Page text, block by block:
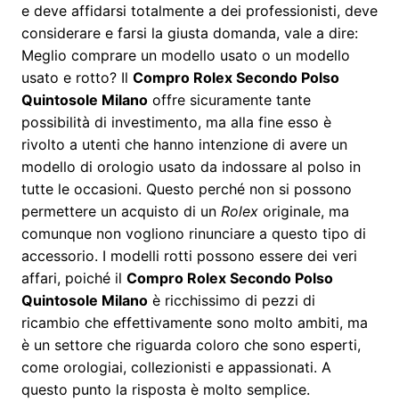
e deve affidarsi totalmente a dei professionisti, deve
considerare e farsi la giusta domanda, vale a dire:
Meglio comprare un modello usato o un modello
usato e rotto? Il Compro Rolex Secondo Polso
Quintosole Milano offre sicuramente tante
possibilità di investimento, ma alla fine esso è
rivolto a utenti che hanno intenzione di avere un
modello di orologio usato da indossare al polso in
tutte le occasioni. Questo perché non si possono
permettere un acquisto di un Rolex originale, ma
comunque non vogliono rinunciare a questo tipo di
accessorio. I modelli rotti possono essere dei veri
affari, poiché il Compro Rolex Secondo Polso
Quintosole Milano è ricchissimo di pezzi di
ricambio che effettivamente sono molto ambiti, ma
è un settore che riguarda coloro che sono esperti,
come orologiai, collezionisti e appassionati. A
questo punto la risposta è molto semplice.